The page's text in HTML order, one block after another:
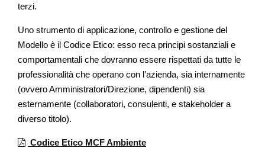
terzi.
Uno strumento di applicazione, controllo e gestione del
Modello è il Codice Etico: esso reca principi sostanziali e
comportamentali che dovranno essere rispettati da tutte le
professionalità che operano con l’azienda, sia internamente
(ovvero Amministratori/Direzione, dipendenti) sia
esternamente (collaboratori, consulenti, e stakeholder a
diverso titolo).
Codice Etico MCF Ambiente